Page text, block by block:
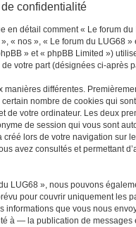
confidentialité
en détail comment « Le forum
« nos », « Le forum du LUG68
» et « phpBB Limited »)
votre part (désignées ci-après
manières différentes.
nombre de cookies qui
de votre ordinateur. Les deux
de session qui vous sont
lors de votre navigation sur
avez consultés et permettant
LUG68 », nous pouvons
pour couvrir uniquement les
informations que vous nous
à — la publication de messages